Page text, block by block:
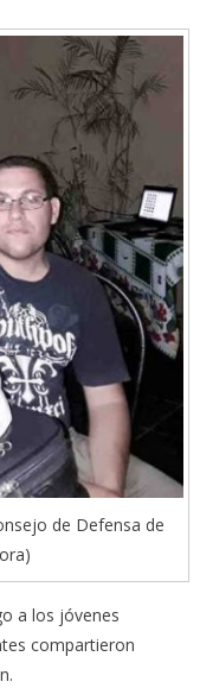
de Defensa de
a los jóvenes
compartieron